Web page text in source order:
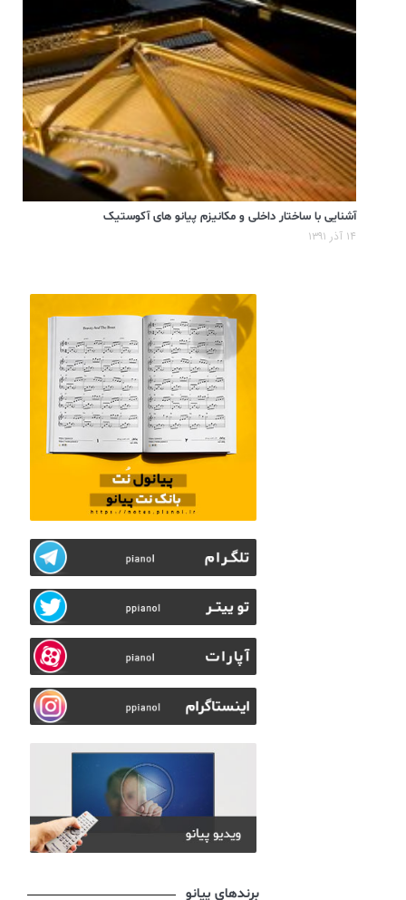
آشنایی با ساختار داخلی و مکانیزم پیانو های آکوستیک
۱۴ آذر ۱۳۹۱
برندهای پیانو